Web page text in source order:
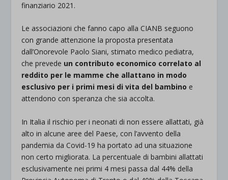
finanziario 2021.
Le associazioni che fanno capo alla CIANB seguono
con grande attenzione la proposta presentata
dall’Onorevole Paolo Siani, stimato medico pediatra,
che prevede un contributo economico correlato al
reddito per le mamme che allattano in modo
esclusivo per i primi mesi di vita del bambino e
attendono con speranza che sia accolta.
In Italia il rischio per i neonati di non essere allattati, già
alto in alcune aree del Paese, con l’avvento della
pandemia da Covid-19 ha portato ad una situazione
non certo migliorata. La percentuale di bambini allattati
esclusivamente nei primi 4 mesi passa dal 44% della